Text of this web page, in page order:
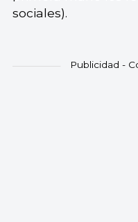
sociales).